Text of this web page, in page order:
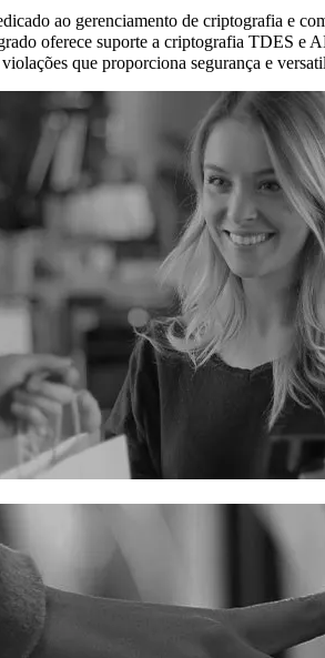
ao gerenciamento de criptografia e
oferece suporte a criptografia TDES e
que proporciona segurança e